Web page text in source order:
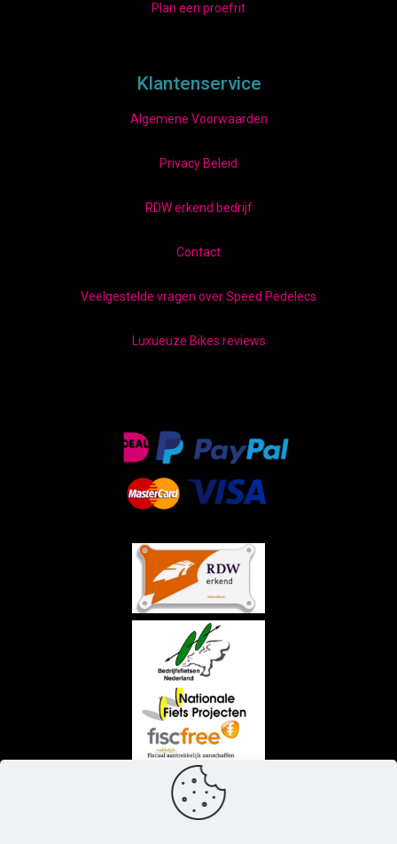
Plan een proefrit
Klantenservice
Algemene Voorwaarden
Privacy Beleid
RDW erkend bedrijf
Contact
Veelgestelde vragen over Speed Pedelecs
Luxueuze Bikes reviews